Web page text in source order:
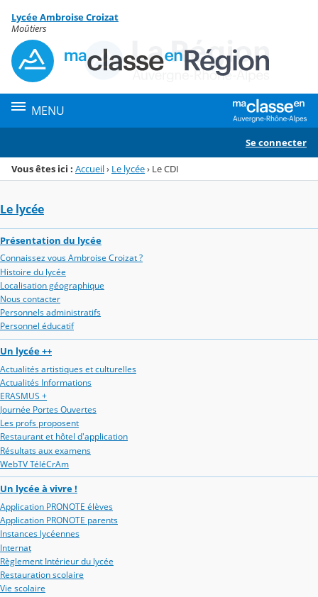
Menu de la rubrique
Contenu
Lycée Ambroise Croizat
Moûtiers
MENU
Se connecter
Vous êtes ici : Accueil› Le lycée› Le CDI
Le lycée
Présentation du lycée
Connaissez vous Ambroise Croizat ?
Histoire du lycée
Localisation géographique
Nous contacter
Personnels administratifs
Personnel éducatif
Un lycée ++
Actualités artistiques et culturelles
Actualités Informations
ERASMUS +
Journée Portes Ouvertes
Les profs proposent
Restaurant et hôtel d'application
Résultats aux examens
WebTV TéléCrAm
Un lycée à vivre !
Application PRONOTE élèves
Application PRONOTE parents
Instances lycéennes
Internat
Règlement Intérieur du lycée
Restauration scolaire
Vie scolaire